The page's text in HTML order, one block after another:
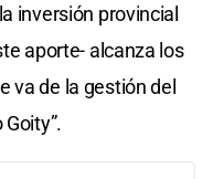
inversión provincial
aporte- alcanza los
va de la gestión del